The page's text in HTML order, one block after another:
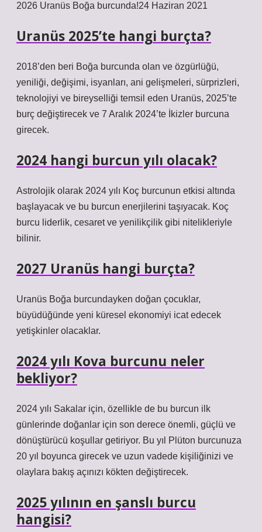
2026 Uranüs Boğa burcunda!24 Haziran 2021
Uranüs 2025’te hangi burçta?
2018’den beri Boğa burcunda olan ve özgürlüğü,
yeniliği, değişimi, isyanları, ani gelişmeleri, sürprizleri,
teknolojiyi ve bireyselliği temsil eden Uranüs, 2025’te
burç değiştirecek ve 7 Aralık 2024’te İkizler burcuna
girecek.
2024 hangi burcun yılı olacak?
Astrolojik olarak 2024 yılı Koç burcunun etkisi altında
başlayacak ve bu burcun enerjilerini taşıyacak. Koç
burcu liderlik, cesaret ve yenilikçilik gibi nitelikleriyle
bilinir.
2027 Uranüs hangi burçta?
Uranüs Boğa burcundayken doğan çocuklar,
büyüdüğünde yeni küresel ekonomiyi icat edecek
yetişkinler olacaklar.
2024 yılı Kova burcunu neler
bekliyor?
2024 yılı Sakalar için, özellikle de bu burcun ilk
günlerinde doğanlar için son derece önemli, güçlü ve
dönüştürücü koşullar getiriyor. Bu yıl Plüton burcunuza
20 yıl boyunca girecek ve uzun vadede kişiliğinizi ve
olaylara bakış açınızı kökten değiştirecek.
2025 yılının en şanslı burcu
hangisi?